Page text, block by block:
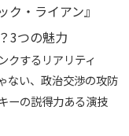
・ライアン』
3つの魅力
クするリアリティ
ない、政治交渉の攻防
ーの説得力ある演技